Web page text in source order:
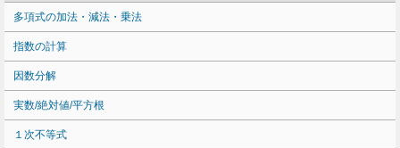
多項式の加法・減法・乗法
指数の計算
因数分解
実数/絶対値/平方根
１次不等式